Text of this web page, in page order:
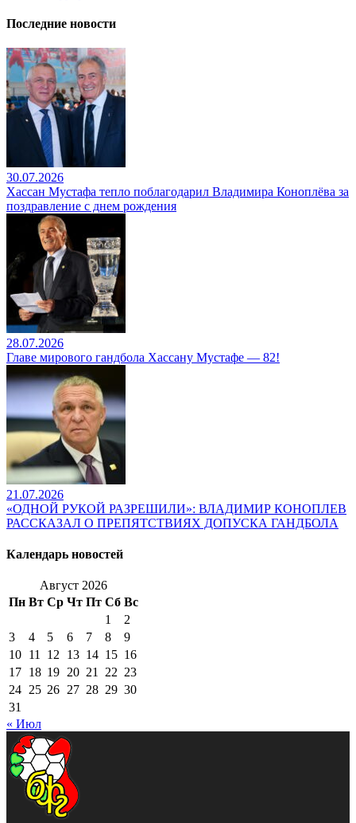
Последние новости
30.07.2026
Хассан Мустафа тепло поблагодарил Владимира Коноплёва за
поздравление с днем рождения
28.07.2026
Главе мирового гандбола Хассану Мустафе — 82!
21.07.2026
«ОДНОЙ РУКОЙ РАЗРЕШИЛИ»: ВЛАДИМИР КОНОПЛЕВ
РАССКАЗАЛ О ПРЕПЯТСТВИЯХ ДОПУСКА ГАНДБОЛА
Календарь новостей
Август 2026
Пн Вт Ср Чт Пт Сб Вс
1
2
3
4 5 6 7 8
9
10 11 12 13 14 15 16
17 18 19 20 21 22 23
24 25 26 27 28 29 30
31
« Июл